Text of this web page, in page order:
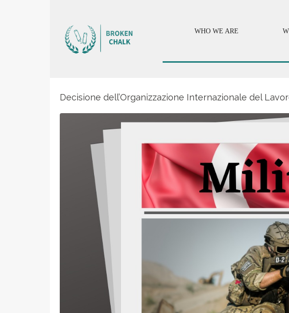
WHO WE ARE
Decisione dell’Organizzazione Internazionale del